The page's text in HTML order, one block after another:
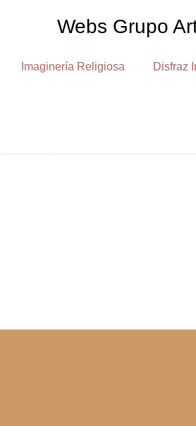
Webs Grupo
Imaginería Religiosa Disfraz